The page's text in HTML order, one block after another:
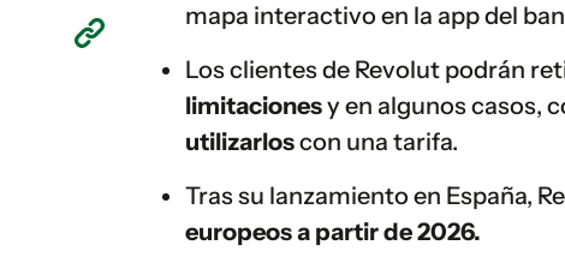
mapa interactivo en la app del
Los clientes de Revolut podrán
limitacionesy en algunos casos,
utilizarloscon una tarifa.
Tras su lanzamiento en España,
europeos a partir de 2026.